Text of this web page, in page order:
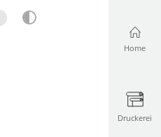
Home
Druckerei